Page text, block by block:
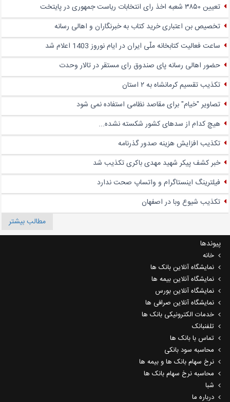
تعیین ۳۸۵۰ شعبه اخذ رای انتخابات ریاست جمهوری در پایتخت
تخصیص بن اعتباری خرید کتاب به خبرنگاران و اهالی رسانه
ساعت فعالیت کتابخانه ملّی ایران در ایام نوروز 1403 اعلام شد
حضور اهالی رسانه پای صندوق‌ رای مستقر در تالار وحدت
تکذیب تقسیم کرمانشاه به ۲ استان
تصاویر "خیام" برای مقاصد نظامی استفاده نمی شود
هیچ کدام از سدهای کشور شکسته نشده...
تکذیب افزایش هزینه صدور گذرنامه
خبر کشف پیکر شهید مهدی باکری تکذیب شد
فیلترینگ اینستاگرام و واتساپ صحت ندارد
تکذیب شیوع وبا در اصفهان
مطالب بیشتر
پیوندها
خانه
نمایشگاه آنلاین بانک ها
نمایشگاه آنلاین بیمه ها
نمایشگاه آنلاین بورس
نمایشگاه آنلاین صرافی ها
خدمات الکترونیکی بانک ها
تلفنبانک
تماس با بانک ها
محاسبه سود بانکی
نرخ سهام بانک ها و بیمه ها
محاسبه نرخ سهام بانک ها
شبا
درباره ما